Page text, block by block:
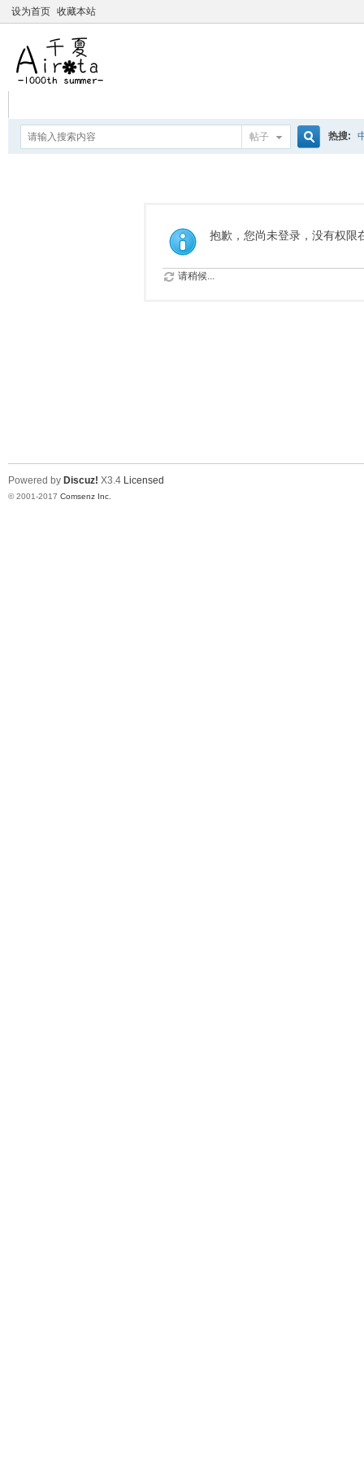
设为首页 收藏本站
帖子
索
热搜:
抱歉，您尚未登录，没有权限
请稍候...
Powered by Discuz! X3.4 Licensed
© 2001-2017 Comsenz Inc.